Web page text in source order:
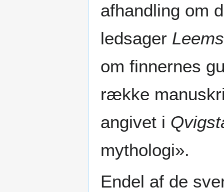
afhandling om
ledsager Leems
om finnernes
række
angivet i
mythologi».
Endel af de